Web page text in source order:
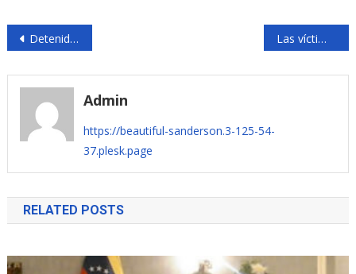
Navegación
entradas
Detenido en Francia el último jefe de ETA Mikel Irastorza Las víctimas navarras de ETA se unen contra el Gobierno foral
Admin
https://beautiful-sanderson.3-125-54-
37.plesk.page
RELATED POSTS